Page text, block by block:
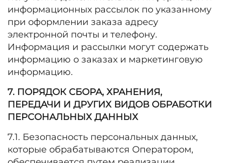
информационных рассылок по указанному
при оформлении заказа адресу
электронной почты и телефону.
Информация и рассылки могут содержать
информацию о заказах и маркетинговую
информацию.
7. ПОРЯДОК СБОРА, ХРАНЕНИЯ,
ПЕРЕДАЧИ И ДРУГИХ ВИДОВ ОБРАБОТКИ
ПЕРСОНАЛЬНЫХ ДАННЫХ
7.1. Безопасность персональных данных,
которые обрабатываются Оператором,